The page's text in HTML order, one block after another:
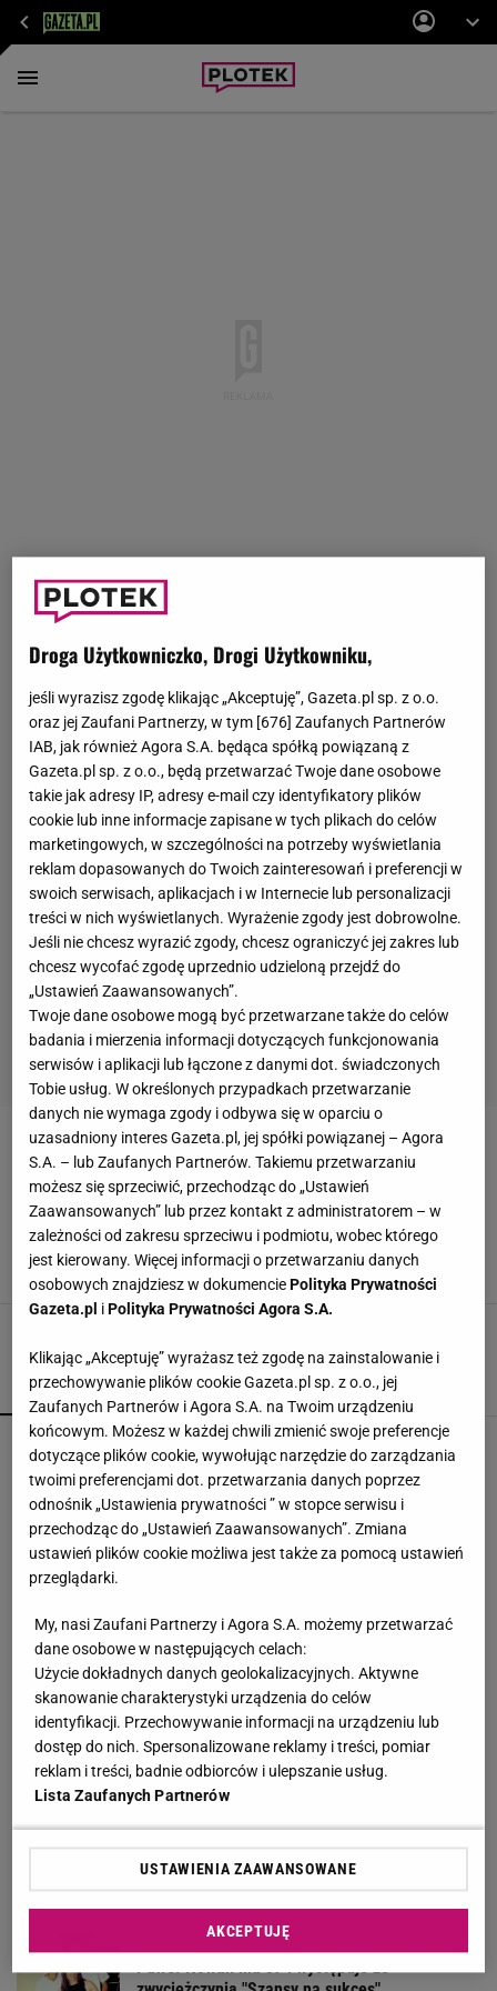
PAWEŁ NOWAK
Był najmłodszym uczestnikiem "Idola". Dziś
Paweł Nowak ma 37 i występuje ze
zwyciężczynią "Szansy na sukces"
Kinga Molenda, 29 LIPCA 2023, 19:52
POPULARNE NAJNOWSZE
Polka przestrzegano, by nie mówił o chorobie.
"Jestem po przeszczepie"
Żona porzuciła go dla młodszego. Jacek Łągwa
błagał, żeby wróciła
Kultowy serial powraca. "Line of Duty - wydział
wewnętrzny" już od czwartku, 6 sierpnia w BBC
First
MATERIAŁ PROMOCYJNY
Rozjuszony Olbrychski napisał list do Tuska. "To
jest naplucie mi w twarz"
Koledzy z branży nie mieli litości dla Kłeczka.
"Odpiął wrotki"
Był najmłodszym uczestnikiem "Idola". Dziś
Paweł Nowak ma 37 i występuje ze
Droga Użytkowniczko, Drogi Użytkowniku,
jeśli wyrazisz zgodę klikając „Akceptuję”, Gazeta.pl sp. z o.o.
oraz jej Zaufani Partnerzy, w tym [ 676 ] Zaufanych Partnerów
IAB, jak również Agora S.A. będąca spółką powiązaną z
Gazeta.pl sp. z o.o., będą przetwarzać Twoje dane osobowe
takie jak adresy IP, adresy e-mail czy identyfikatory plików
cookie lub inne informacje zapisane w tych plikach do celów
marketingowych, w szczególności na potrzeby wyświetlania
reklam dopasowanych do Twoich zainteresowań i preferencji w
swoich serwisach, aplikacjach i w Internecie lub personalizacji
treści w nich wyświetlanych. Wyrażenie zgody jest dobrowolne.
Jeśli nie chcesz wyrazić zgody, chcesz ograniczyć jej zakres lub
chcesz wycofać zgodę uprzednio udzieloną przejdź do
„Ustawień Zaawansowanych”.
Twoje dane osobowe mogą być przetwarzane także do celów
badania i mierzenia informacji dotyczących funkcjonowania
serwisów i aplikacji lub łączone z danymi dot. świadczonych
Tobie usług. W określonych przypadkach przetwarzanie
danych nie wymaga zgody i odbywa się w oparciu o
uzasadniony interes Gazeta.pl, jej spółki powiązanej – Agora
S.A. – lub Zaufanych Partnerów. Takiemu przetwarzaniu
możesz się sprzeciwić, przechodząc do „Ustawień
Zaawansowanych” lub przez kontakt z administratorem – w
zależności od zakresu sprzeciwu i podmiotu, wobec którego
jest kierowany. Więcej informacji o przetwarzaniu danych
osobowych znajdziesz w dokumencie Polityka Prywatności
Gazeta.pl i Polityka Prywatności Agora S.A.
Klikając „Akceptuję” wyrażasz też zgodę na zainstalowanie i
przechowywanie plików cookie Gazeta.pl sp. z o.o., jej
Zaufanych Partnerów i Agora S.A. na Twoim urządzeniu
końcowym. Możesz w każdej chwili zmienić swoje preferencje
dotyczące plików cookie, wywołując narzędzie do zarządzania
twoimi preferencjami dot. przetwarzania danych poprzez
odnośnik „Ustawienia prywatności ” w stopce serwisu i
przechodząc do „Ustawień Zaawansowanych”. Zmiana
ustawień plików cookie możliwa jest także za pomocą ustawień
przeglądarki.
My, nasi Zaufani Partnerzy i Agora S.A. możemy przetwarzać
dane osobowe w następujących celach:
Użycie dokładnych danych geolokalizacyjnych. Aktywne
skanowanie charakterystyki urządzenia do celów
identyfikacji. Przechowywanie informacji na urządzeniu lub
dostęp do nich. Spersonalizowane reklamy i treści, pomiar
reklam i treści, badnie odbiorców i ulepszanie usług.
Lista Zaufanych Partnerów
USTAWIENIA ZAAWANSOWANE
AKCEPTUJĘ